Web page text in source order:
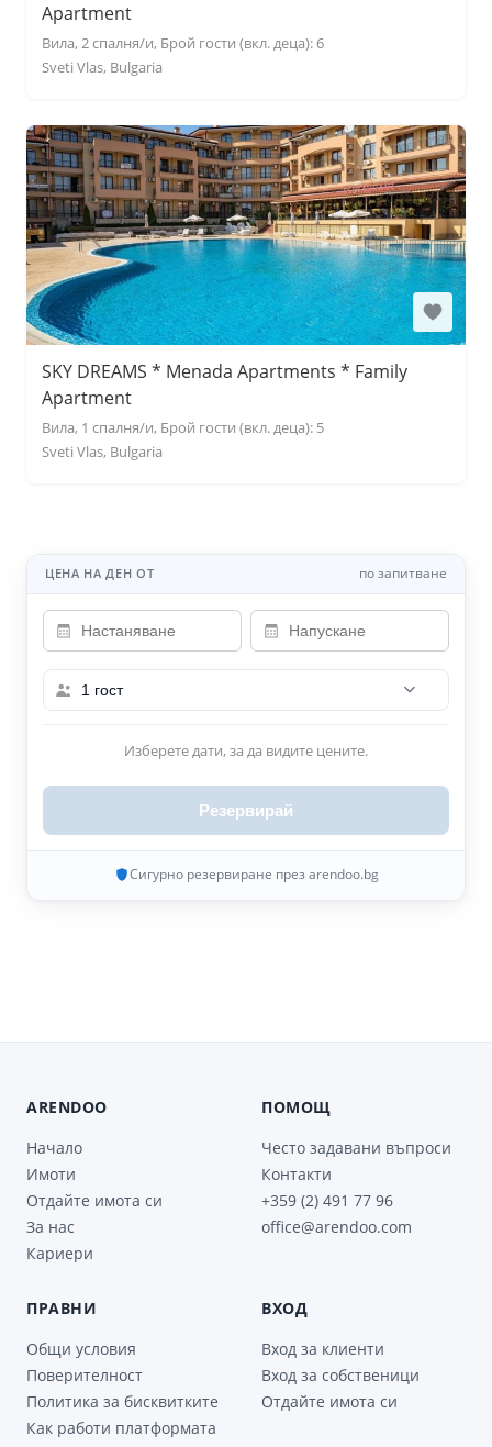
Apartment
Вила, 2 спалня/и, Брой гости (вкл. деца): 6
Sveti Vlas, Bulgaria
SKY DREAMS * Menada Apartments * Family
Apartment
Вила, 1 спалня/и, Брой гости (вкл. деца): 5
Sveti Vlas, Bulgaria
ЦЕНА НА ДЕН ОТ по запитване
1 гост
Изберете дати, за да видите цените.
Резервирай
Сигурно резервиране през arendoo.bg
ARENDOO
Начало
Имоти
Отдайте имота си
За нас
Кариери
ПОМОЩ
Често задавани въпроси
Контакти
+359 (2) 491 77 96
office@arendoo.com
ПРАВНИ
Общи условия
Поверителност
Политика за бисквитките
Как работи платформата
ВХОД
Вход за клиенти
Вход за собственици
Отдайте имота си